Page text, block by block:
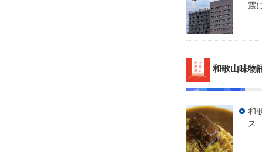
震
和歌山味物
和
ス